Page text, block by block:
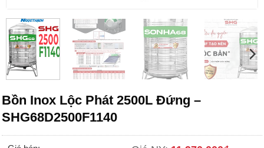
Bồn Inox Lộc Phát 2500L Đứng –
SHG68D2500F1140